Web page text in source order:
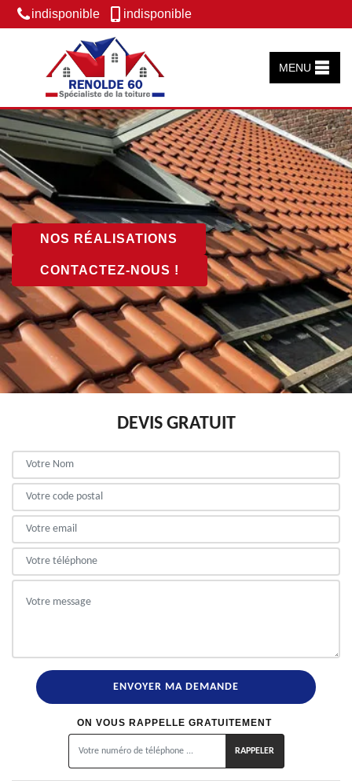
indisponible indisponible
MENU
NOS RÉALISATIONS
CONTACTEZ-NOUS !
DEVIS GRATUIT
ON VOUS RAPPELLE GRATUITEMENT